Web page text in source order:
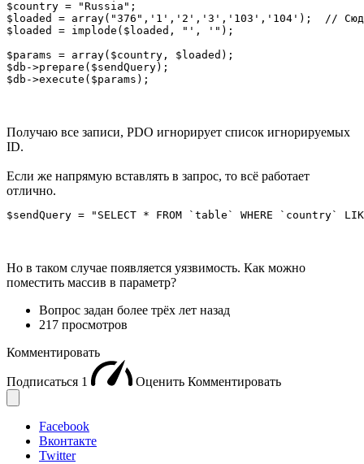
$country = "Russia";
$loaded = array("376",'1','2','3','103','104');  // Сюда я
$loaded = implode($loaded, "', '");
$params = array($country, $loaded);
$db->prepare($sendQuery);
$db->execute($params);
Получаю все записи, PDO игнорирует список игнорируемых
ID.
Если же напрямую вставлять в запрос, то всё работает
отлично.
$sendQuery = "SELECT * FROM `table` WHERE
Но в таком случае появляется уязвимость. Как можно
поместить массив в параметр?
Вопрос задан более трёх лет назад
217 просмотров
Комментировать
Подписаться 1 Оценить Комментировать
Facebook
Вконтакте
Twitter